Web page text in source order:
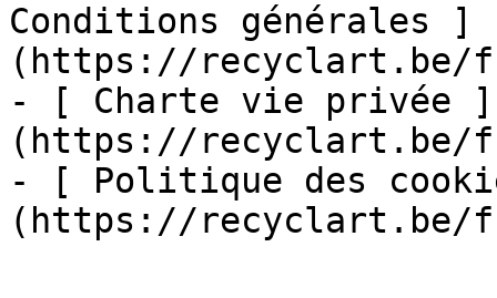
Conditions générales ]
(https://recyclart.be/
- [ Charte vie privée ]
(https://recyclart.be/
- [ Politique des